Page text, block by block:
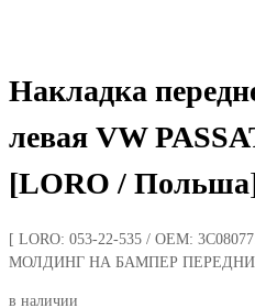
Накладка
левая VW
[LORO /
[ LORO: 053-22-535 / OEM:
МОЛДИНГ НА БАМПЕР
в наличии